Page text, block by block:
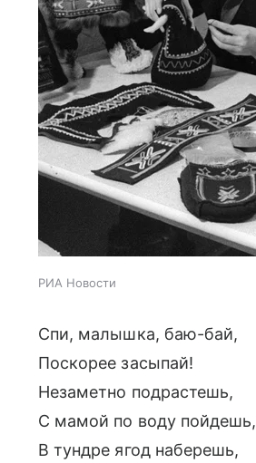
РИА Новости
Спи, малышка, баю-бай,
Поскорее засыпай!
Незаметно подрастешь,
С мамой по воду пойдешь,
В тундре ягод наберешь,